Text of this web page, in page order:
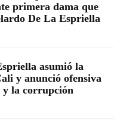
primera dama que
De La Espriella
asumió la
y anunció ofensiva
y la corrupción